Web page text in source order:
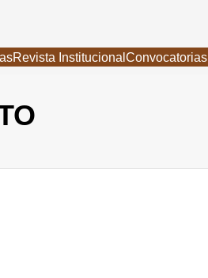
Revista Institucional Convocatorias